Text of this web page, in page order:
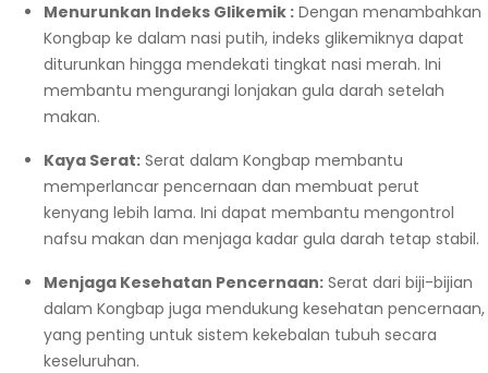
Menurunkan Indeks Glikemik : Dengan menambahkan
Kongbap ke dalam nasi putih, indeks glikemiknya dapat
diturunkan hingga mendekati tingkat nasi merah. Ini
membantu mengurangi lonjakan gula darah setelah
makan.
Kaya Serat: Serat dalam Kongbap membantu
memperlancar pencernaan dan membuat perut
kenyang lebih lama. Ini dapat membantu mengontrol
nafsu makan dan menjaga kadar gula darah tetap stabil.
Menjaga Kesehatan Pencernaan: Serat dari biji-bijian
dalam Kongbap juga mendukung kesehatan pencernaan,
yang penting untuk sistem kekebalan tubuh secara
keseluruhan.